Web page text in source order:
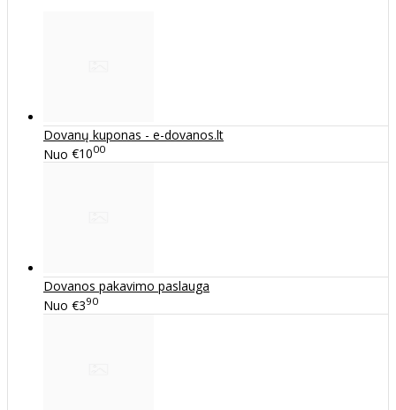
Dovanų kuponas - e-dovanos.lt
Nuo €1000
Dovanos pakavimo paslauga
Nuo €390